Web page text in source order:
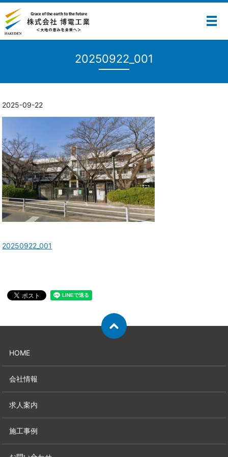
メ
20250922_001
2025-09-22
20250922_001
HOME
会社情報
求人案内
施工事例